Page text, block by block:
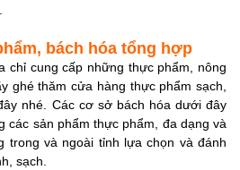
bách hóa tổng hợp
chỉ cung cấp những thực phẩm, nông
ghé thăm cửa hàng thực phẩm sạch,
nhé. Các cơ sở bách hóa dưới đây
các sản phẩm thực phẩm, đa dạng và
trong và ngoài tỉnh lựa chọn và đánh
sạch.